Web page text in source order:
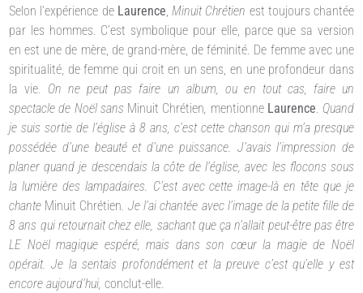
Selon l’expérience de Laurence, Minuit Chrétien est toujours chantée
par les hommes. C’est symbolique pour elle, parce que sa version
en est une de mère, de grand-mère, de féminité. De femme avec une
spiritualité, de femme qui croit en un sens, en une profondeur dans
la vie. On ne peut pas faire un album, ou en tout cas, faire un
spectacle de Noël sans Minuit Chrétien, mentionne Laurence. Quand
je suis sortie de l’église à 8 ans, c’est cette chanson qui m’a presque
possédée d’une beauté et d’une puissance. J’avais l’impression de
planer quand je descendais la côte de l’église, avec les flocons sous
la lumière des lampadaires. C’est avec cette image-là en tête que je
chante Minuit Chrétien. Je l’ai chantée avec l’image de la petite fille de
8 ans qui retournait chez elle, sachant que ça n’allait peut-être pas être
LE Noël magique espéré, mais dans son cœur la magie de Noël
opérait. Je la sentais profondément et la preuve c’est qu’elle y est
encore aujourd’hui, conclut-elle.